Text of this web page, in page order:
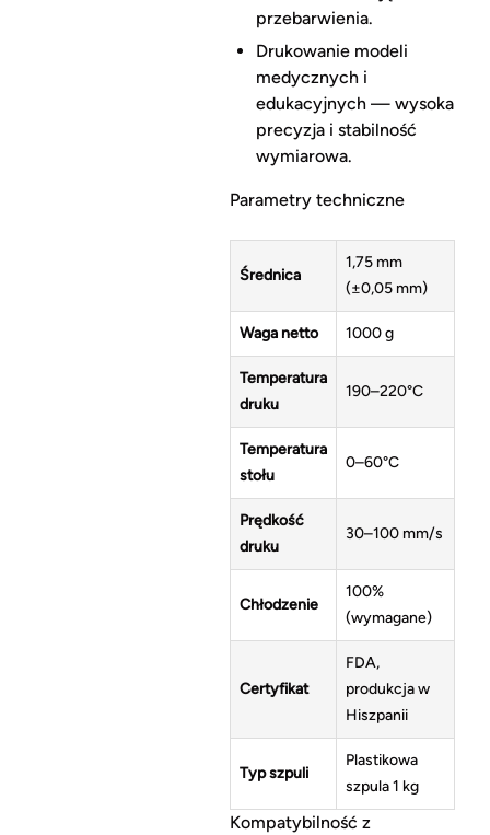
przebarwienia.
Drukowanie modeli
medycznych i
edukacyjnych — wysoka
precyzja i stabilność
wymiarowa.
Parametry techniczne
Średnica
1,75 mm
(±0,05 mm)
Waga netto 1000 g
Temperatura
druku
190–220°C
Temperatura
stołu
0–60°C
Prędkość
druku
30–100 mm/s
Chłodzenie
100%
(wymagane)
Certyfikat
FDA,
produkcja w
Hiszpanii
Typ szpuli
Plastikowa
szpula 1 kg
Kompatybilność z